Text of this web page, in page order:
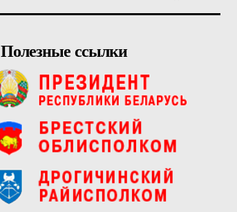
Полезные ссылки